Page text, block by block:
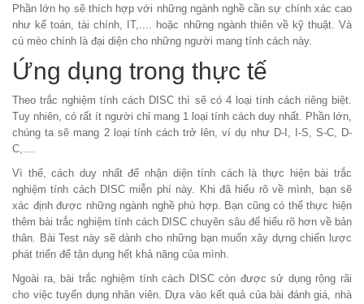
Phần lớn họ sẽ thích hợp với những ngành nghề cần sự chính xác cao
như kế toán, tài chính, IT,.... hoặc những ngành thiên về kỹ thuật. Và
cú mèo chính là đại diện cho những người mang tính cách này.
Ứng dụng trong thực tế​​​​​​
Theo trắc nghiệm tính cách DISC thì sẽ có 4 loại tính cách riêng biệt.
Tuy nhiên, có rất ít người chỉ mang 1 loại tính cách duy nhất. Phần lớn,
chúng ta sẽ mang 2 loại tính cách trở lên, ví dụ như D-I, I-S, S-C, D-
C,....
Vì thế, cách duy nhất để nhận diện tính cách là thực hiện bài trắc
nghiệm tính cách DISC miễn phí này. Khi đã hiểu rõ về mình, bạn sẽ
xác định được những ngành nghề phù hợp. Bạn cũng có thể thực hiện
thêm bài trắc nghiệm tính cách DISC chuyên sâu để hiểu rõ hơn về bản
thân. Bài Test này sẽ dành cho những bạn muốn xây dựng chiến lược
phát triển để tận dụng hết khả năng của mình.
Ngoài ra, bài trắc nghiệm tính cách DISC còn được sử dụng rộng rãi
cho việc tuyển dụng nhân viên. Dựa vào kết quả của bài đánh giá, nhà